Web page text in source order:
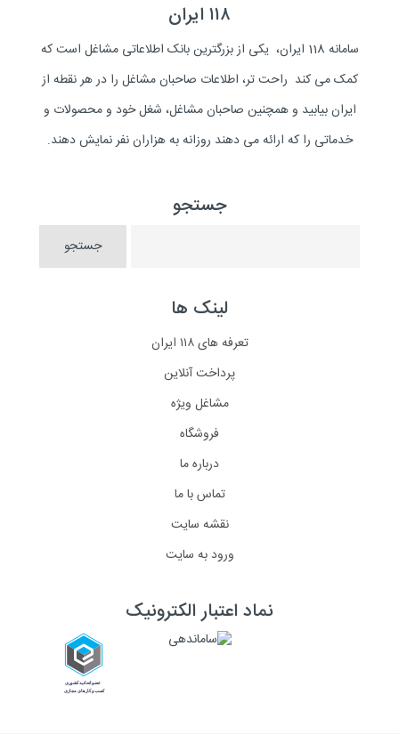
۱۱۸ ایران
سامانه 118 ایران، یکی از بزرگترین بانک اطلاعاتی مشاغل است که
کمک می کند راحت تر، اطلاعات صاحبان مشاغل را در هر نقطه از
ایران بیابید و همچنین صاحبان مشاغل، شغل خود و محصولات و
خدماتی را که ارائه می دهند روزانه به هزاران نفر نمایش دهند.
جستجو
لینک ها
تعرفه های ۱۱۸ ایران
پرداخت آنلاین
مشاغل ویژه
فروشگاه
درباره ما
تماس با ما
نقشه سایت
ورود به سایت
نماد اعتبار الکترونیک